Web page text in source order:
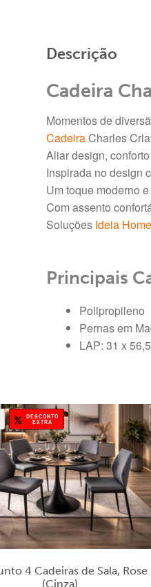
Descrição
Cadeira
Momentos de
CadeiraCharles
Aliar design,
Inspirada no design
Um toque moderno
Com assento
Soluções Ideia
Principais
Polipropileno
Pernas em
LAP: 31 x
DESCONTO
EXTRA
4 Cadeiras de Sala, Rose
(Cinza)